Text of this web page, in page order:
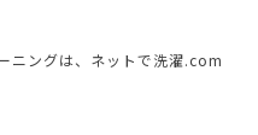
ニングは、ネットで洗濯.com